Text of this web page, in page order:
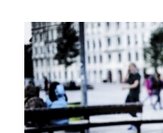
KULTUR
KALENDER
BLOGS
DEBAT